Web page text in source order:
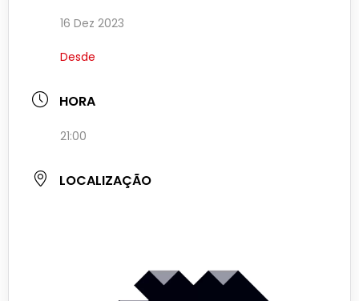
16 Dez 2023
Desde
HORA
21:00
LOCALIZAÇÃO